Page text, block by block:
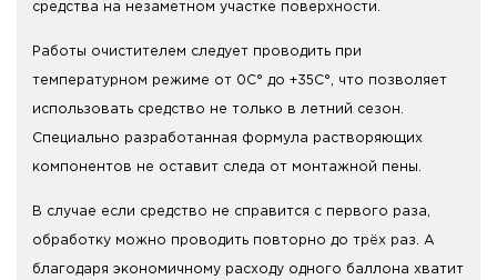
средства на незаметном участке поверхности.
Работы очистителем следует проводить при
температурном режиме от 0С° до +35С°, что позволяет
использовать средство не только в летний сезон.
Специально разработанная формула растворяющих
компонентов не оставит следа от монтажной пены.
В случае если средство не справится с первого раза,
обработку можно проводить повторно до трёх раз. А
благодаря экономичному расходу одного баллона хватит